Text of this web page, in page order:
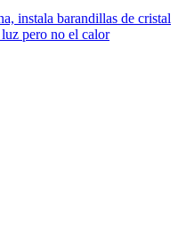
instala barandillas de cristal
pero no el calor